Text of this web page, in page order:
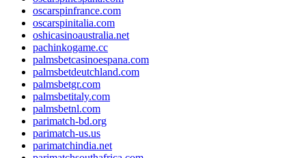
oscarspinfrance.com
oscarspinitalia.com
oshicasinoaustralia.net
pachinkogame.cc
palmsbetcasinoespana.com
palmsbetdeutchland.com
palmsbetgr.com
palmsbetitaly.com
palmsbetnl.com
parimatch-bd.org
parimatch-us.us
parimatchindia.net